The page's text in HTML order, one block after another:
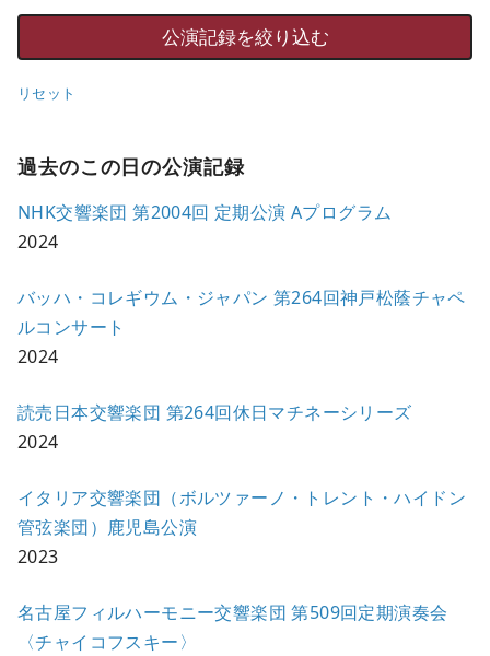
リセット
過去のこの日の公演記録
NHK交響楽団 第2004回 定期公演 Aプログラム
2024
バッハ・コレギウム・ジャパン 第264回神戸松蔭チャペ
ルコンサート
2024
読売日本交響楽団 第264回休日マチネーシリーズ
2024
イタリア交響楽団（ボルツァーノ・トレント・ハイドン
管弦楽団）鹿児島公演
2023
名古屋フィルハーモニー交響楽団 第509回定期演奏会
〈チャイコフスキー〉